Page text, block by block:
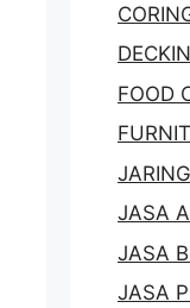
FOOD
JASA
JASA
JASA